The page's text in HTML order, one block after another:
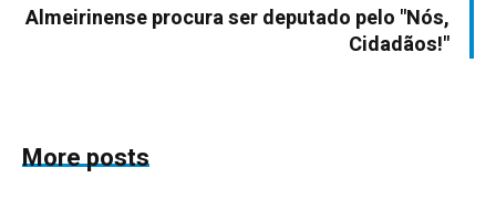
Almeirinense procura ser deputado pelo "Nós,
Cidadãos!"
More posts